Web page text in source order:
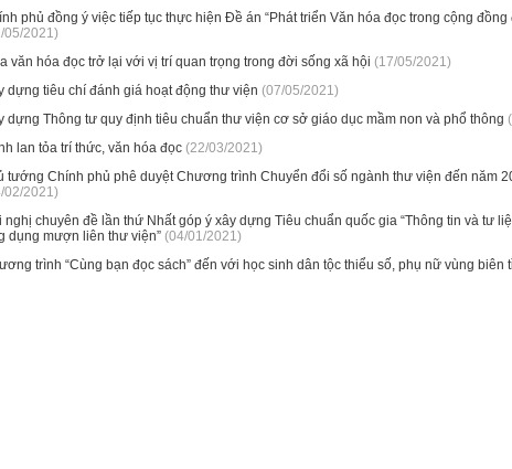
phủ đồng ý việc tiếp tục thực hiện Đề án “Phát triển Văn hóa đọc trong cộng
05/2021)
văn hóa đọc trở lại với vị trí quan trọng trong đời sống xã hội (17/05/2021)
dựng tiêu chí đánh giá hoạt động thư viện (07/05/2021)
dựng Thông tư quy định tiêu chuẩn thư viện cơ sở giáo dục mầm non và phổ thông
lan tỏa trí thức, văn hóa đọc (22/03/2021)
tướng Chính phủ phê duyệt Chương trình Chuyển đổi số ngành thư viện đến năm
02/2021)
nghị chuyên đề lần thứ Nhất góp ý xây dựng Tiêu chuẩn quốc gia “Thông tin và tư
dụng mượn liên thư viện” (04/01/2021)
trình “Cùng bạn đọc sách” đến với học sinh dân tộc thiểu số, phụ nữ vùng biên